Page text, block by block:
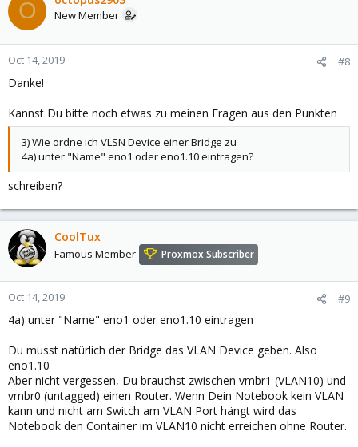
O New Member
Oct 14, 2019 #8
Danke!
Kannst Du bitte noch etwas zu meinen Fragen aus den Punkten
3) Wie ordne ich VLSN Device einer Bridge zu
4a) unter "Name" eno1 oder eno1.10 eintragen?
schreiben?
CoolTux
Famous Member Proxmox Subscriber
Oct 14, 2019 #9
4a) unter "Name" eno1 oder eno1.10 eintragen
Du musst natürlich der Bridge das VLAN Device geben. Also
eno1.10
Aber nicht vergessen, Du brauchst zwischen vmbr1 (VLAN10) und
vmbr0 (untagged) einen Router. Wenn Dein Notebook kein VLAN
kann und nicht am Switch am VLAN Port hängt wird das
Notebook den Container im VLAN10 nicht erreichen ohne Router.